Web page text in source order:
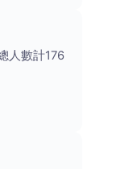
人數計176